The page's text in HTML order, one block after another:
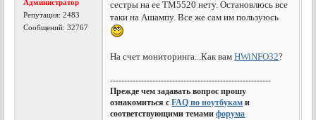
Администратор
Репутация:2483
Сообщений: 32767
сестры на ее ТМ5520 нету. Остановлюсь все
таки на Ашампу. Все же сам им пользуюсь
На счет мониторинга...Как вамHWiNFO32?
---------------------------------------------------------
Прежде чем задавать вопрос прошу
ознакомиться сFAQ по ноутбукам и
соответствующими темамифорума